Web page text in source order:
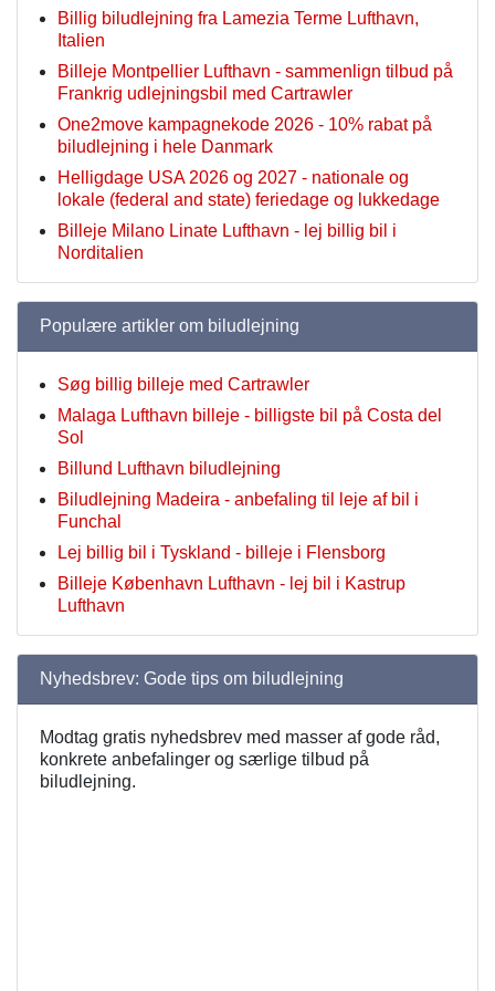
Billig biludlejning fra Lamezia Terme Lufthavn,
Italien
Billeje Montpellier Lufthavn - sammenlign tilbud på
Frankrig udlejningsbil med Cartrawler
One2move kampagnekode 2026 - 10% rabat på
biludlejning i hele Danmark
Helligdage USA 2026 og 2027 - nationale og
lokale (federal and state) feriedage og lukkedage
Billeje Milano Linate Lufthavn - lej billig bil i
Norditalien
Populære artikler om biludlejning
Søg billig billeje med Cartrawler
Malaga Lufthavn billeje - billigste bil på Costa del
Sol
Billund Lufthavn biludlejning
Biludlejning Madeira - anbefaling til leje af bil i
Funchal
Lej billig bil i Tyskland - billeje i Flensborg
Billeje København Lufthavn - lej bil i Kastrup
Lufthavn
Nyhedsbrev: Gode tips om biludlejning
Modtag gratis nyhedsbrev med masser af gode råd,
konkrete anbefalinger og særlige tilbud på
biludlejning.